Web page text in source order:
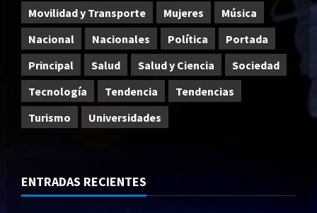
Movilidad y Transporte
Mujeres
Música
Nacional
Nacionales Política
Portada
Principal
Salud Salud y Ciencia
Sociedad
Tecnología
Tendencia
Tendencias
Turismo
Universidades
ENTRADAS RECIENTES